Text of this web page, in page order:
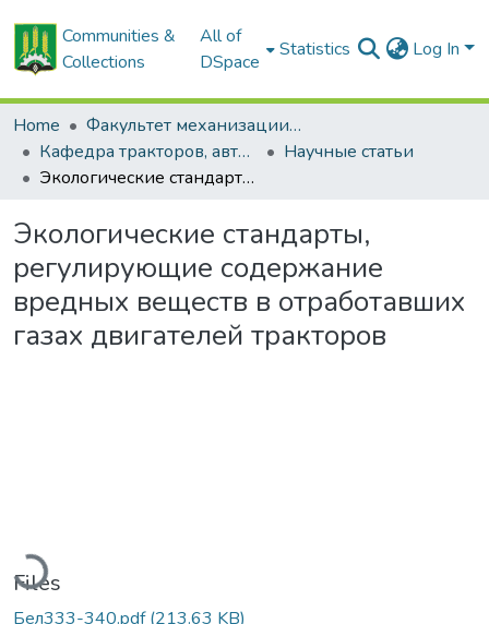
Communities &
Collections
All of
DSpace
Statistics Log In
Home
Факультет механизации сельского хозяйства
Кафедра тракторов, автомобилей и машин для природообустройства
Научные статьи
Экологические стандарты, регулирующие содержание вредных веществ в отработавших газах двигателей тракторов
Экологические стандарты,
регулирующие содержание
вредных веществ в отработавших
газах двигателей тракторов
Files
Бел333-340.pdf(213.63 KB)